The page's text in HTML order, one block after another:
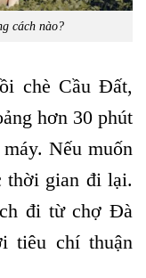
cách nào?
chè Cầu Đất,
hơn 30 phút
Nếu muốn
thời gian đi lại.
đi từ chợ Đà
tiêu chí thuận